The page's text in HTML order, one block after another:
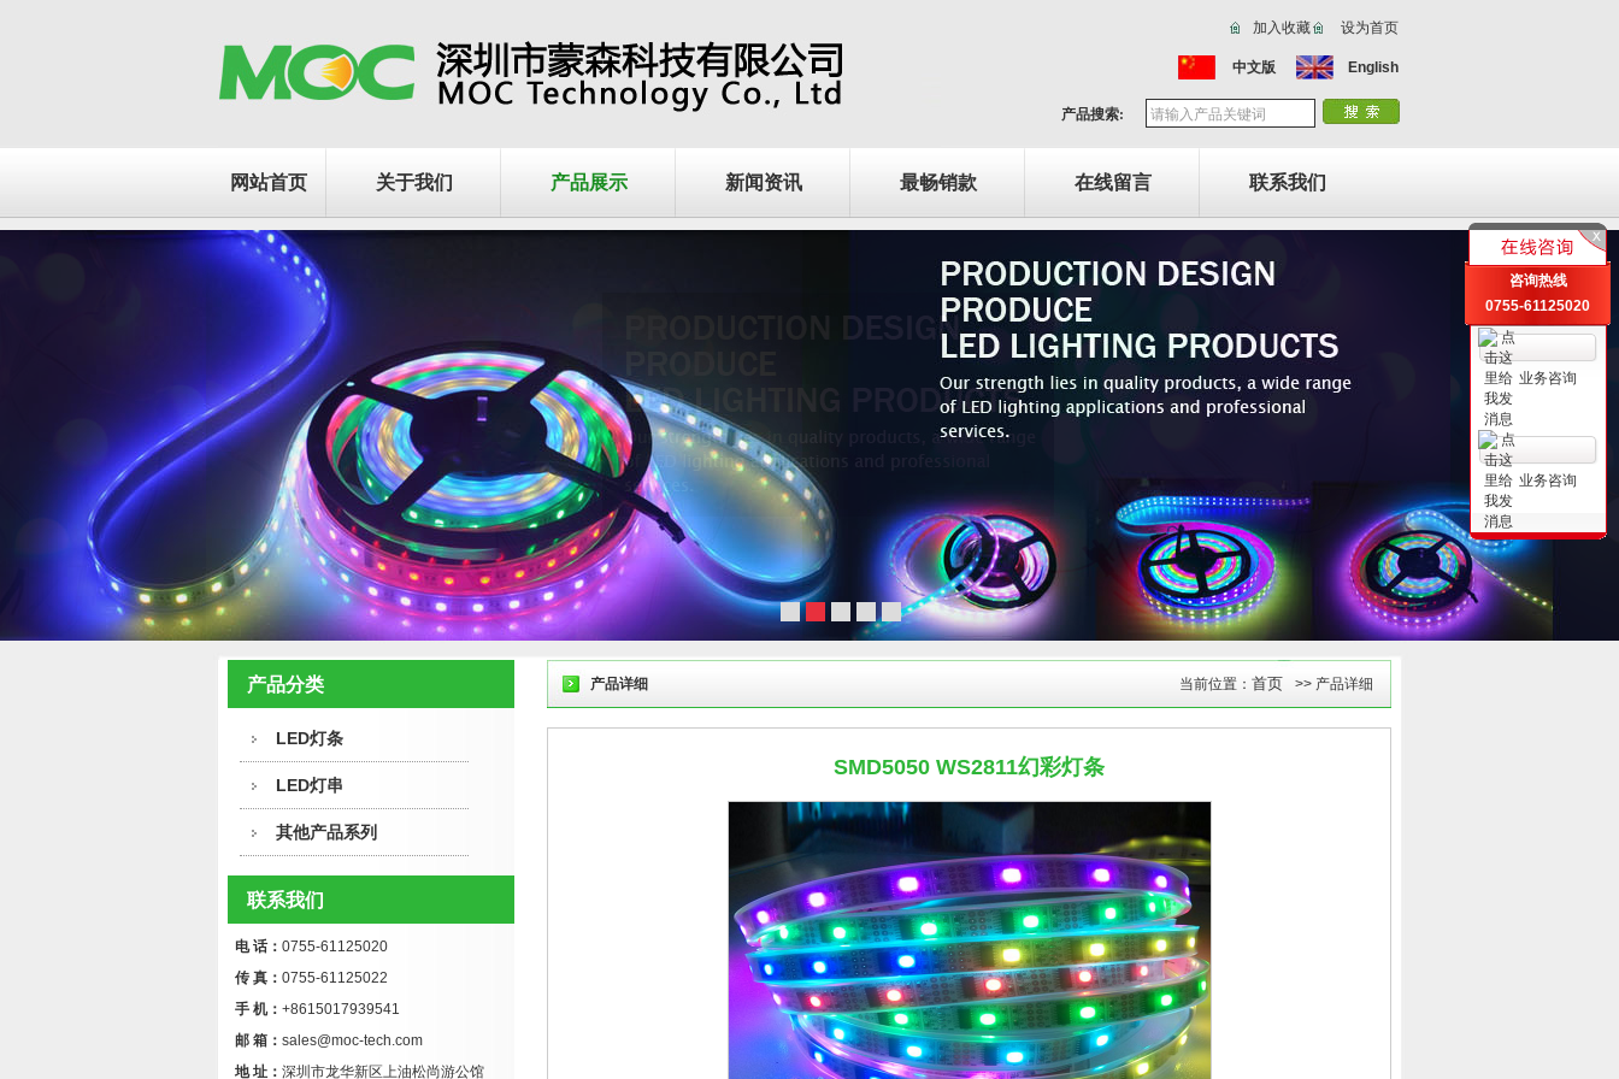
加入收藏 设为首页
中文版 English
产品搜索:
网站首页 关于我们 产品展示 新闻资讯 最畅销款 在线留言 联系我们
产品分类
LED灯条
LED灯串
其他产品系列
联系我们
电 话： 0755-61125020
传 真： 0755-61125022
手 机： +8615017939541
邮 箱： sales@moc-tech.com
地 址： 深圳市龙华新区上油松尚游公馆
产品详细 当前位置： 首页 >> 产品详细
SMD5050 WS2811幻彩灯条
咨询热线
0755-61125020
业务咨询
业务咨询